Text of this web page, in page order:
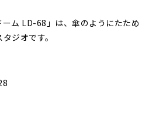
ーム LD-68」は、傘のようにたため
ジオです。